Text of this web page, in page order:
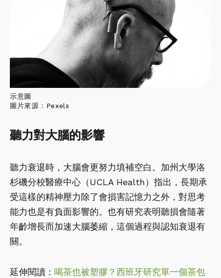
示意圖
圖片來源： Pexels
聽力對大腦的影響
聽力衰退時，大腦會更努力填補空白。加州大學洛
杉磯分校醫療中心（UCLA Health）指出，長期承
受這樣的精神壓力除了會損害記憶力之外，對思考
能力也是有負面影響的。也有研究表明聽損會隨著
年齡增長而加速大腦萎縮，這個過程與認知衰退有
關。
延伸閱讀： 喝茶也被塑膠？西班牙研究單一個茶包